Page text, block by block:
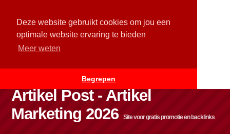
Deze website gebruikt cookies om jou een
optimale website ervaring te bieden
Meer weten
Begrepen
Artikel Post - Artikel
Marketing 2026
Site voor gratis promotie en backlinks